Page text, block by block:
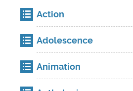
Action
Adolescence
Animation